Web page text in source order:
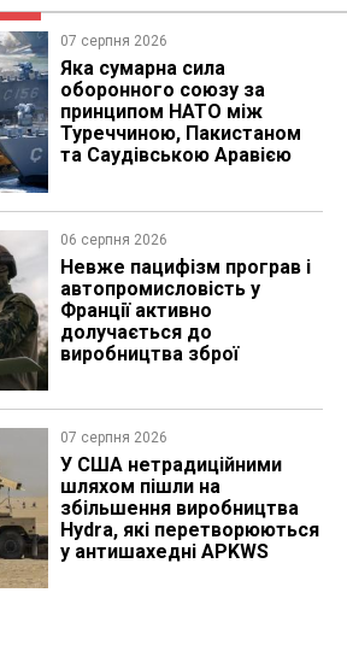
07 серпня 2026
Яка сумарна сила
оборонного союзу за
принципом НАТО між
Туреччиною, Пакистаном
та Саудівською Аравією
06 серпня 2026
Невже пацифізм програв і
автопромисловість у
Франції активно
долучається до
виробництва зброї
07 серпня 2026
У США нетрадиційними
шляхом пішли на
збільшення виробництва
Hydra, які перетворюються
у антишахедні APKWS